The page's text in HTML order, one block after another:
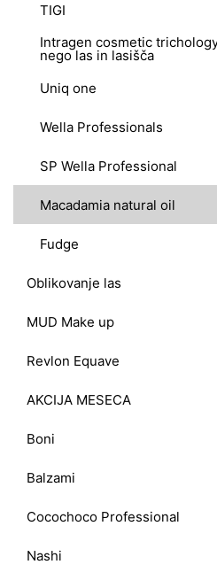
TIGI
Intragen cosmetic
nego las in lasišča
Uniq one
Wella Professionals
SP Wella Professional
Macadamia natural oil
Fudge
Oblikovanje las
MUD Make up
Revlon Equave
AKCIJA MESECA
Boni
Balzami
Cocochoco Professional
Nashi